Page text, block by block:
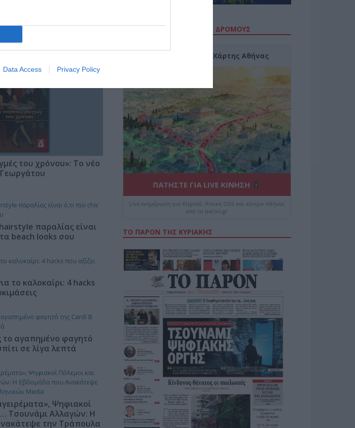
Data Access Privacy Policy
του χρόνου»: Το νέο
Γεωργάτου
παραλίας είναι
beach looks σου
το καλοκαίρι: 4 hacks
το αγαπημένο φαγητό
σε λίγα λεπτά
Ψηφιακοί
Τσουνάμι Αλλαγών: Η
την Τράπουλα
ΔΕΙΤΕ ΤΗΝ ΚΙΝΗΣΗ ΣΤΟΥΣ ΔΡΌΜΟΥΣ
Κίνηση Τώρα: Live Χάρτης Αθήνας
ΠΑΤΗΣΤΕ ΓΙΑ LIVE ΚΙΝΗΣΗ
Live ενημέρωση για Κηφισό, Αττική Οδό και κέντρο Αθήνας
από το paron.gr
ΤΟ ΠΑΡΟΝ ΤΗΣ ΚΥΡΙΑΚΗΣ